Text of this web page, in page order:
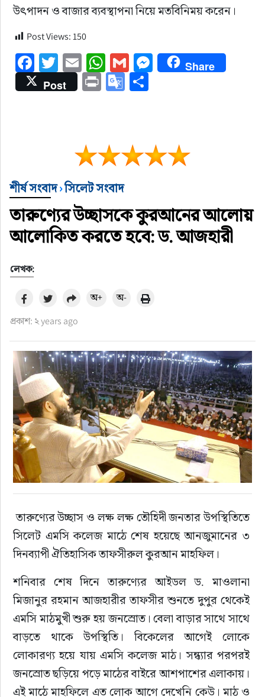
উৎপাদন ও বাজার ব্যবস্থাপনা নিয়ে মতবিনিময় করেন।
Post Views:150
Facebook
Twitter
EmailWhatsApp
GmailMessenger
Share
Post
PrintGoogle
Share
শীর্ষ সংবাদ›সিলেট সংবাদ
তারুণ্যের উচ্ছাসকে কুরআনের আলোয়
আলোকিত করতে হবে: ড. আজহারী
লেখক:
প্রকাশ: ২ years ago
অ+ অ-
তারুণ্যের উচ্ছাস ও লক্ষ লক্ষ তৌহিদী জনতার উপস্থিতিতে
সিলেট এমসি কলেজ মাঠে শেষ হয়েছে আনজুমানের ৩
দিনব্যাপী ঐতিহাসিক তাফসীরুল কুরআন মাহফিল।
শনিবার শেষ দিনে তারুণ্যের আইডল ড. মাওলানা
মিজানুর রহমান আজহারীর তাফসীর শুনতে দুপুর থেকেই
এমসি মাঠমুখী শুরু হয় জনস্রোত। বেলা বাড়ার সাথে সাথে
বাড়তে থাকে উপস্থিতি। বিকেলের আগেই লোকে
লোকারণ্য হয়ে যায় এমসি কলেজ মাঠ। সন্ধ্যার পরপরই
জনস্রোত ছড়িয়ে পড়ে মাঠের বাইরে আশপাশের এলাকায়।
এই মাঠে মাহফিলে এত লোক আগে দেখেনি কেউ। মাঠ ও